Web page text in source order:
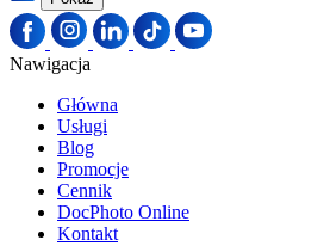
Nawigacja
Główna
Usługi
Blog
Promocje
Cennik
DocPhoto Online
Kontakt